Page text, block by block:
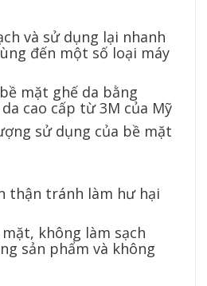
và sử dụng lại nhanh
đến một số loại máy
mặt ghế da bằng
cao cấp từ 3M của Mỹ
sử dụng của bề mặt
thận tránh làm hư hại
không làm sạch
sản phẩm và không